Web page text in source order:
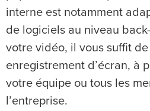
interne est notamment
de logiciels au niveau
votre vidéo, il vous suffit
enregistrement d’écran, à
votre équipe ou tous les
l’entreprise.